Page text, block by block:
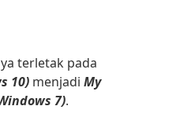
terletak pada
10) menjadi My
7).